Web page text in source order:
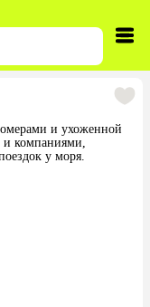
и ухоженной
и компаниями,
у моря.